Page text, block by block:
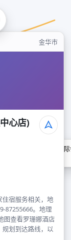
金华市
心店)
住宿服务相关，地
87255666。地理
图查看罗珊娜酒店
划到达路线，以
娜酒店(永康汽车东站国